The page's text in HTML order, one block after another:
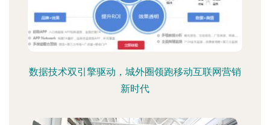
数据技术双引擎驱动，城外圈领跑移动互联网营销
新时代